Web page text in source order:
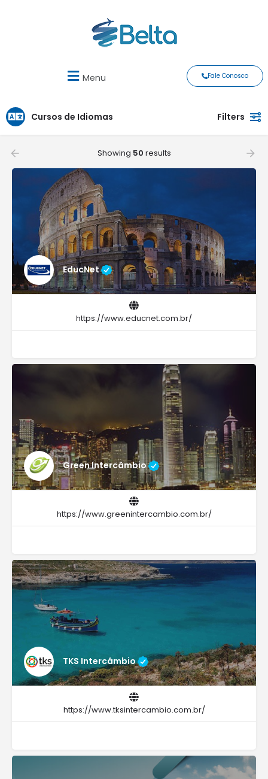
Menu Fale Conosco
Cursos de Idiomas Filters
Showing 50 results
EducNet
https://www.educnet.com.br/
Green Intercâmbio
https://www.greenintercambio.com.br/
TKS Intercâmbio
https://www.tksintercambio.com.br/